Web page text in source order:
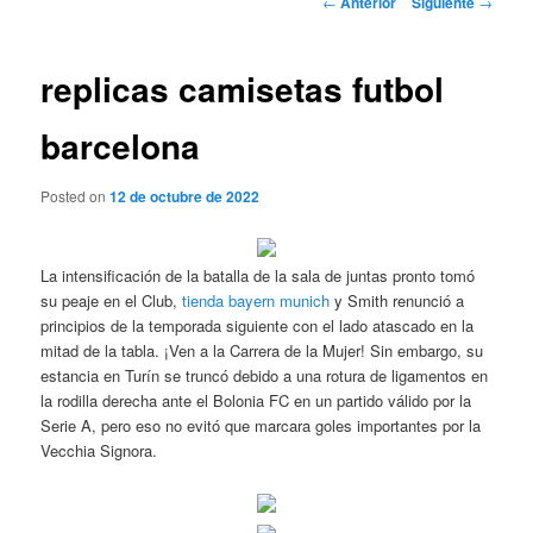
replicas camisetas futbol
barcelona
Posted on12 de octubre de 2022
La intensificación de la batalla de la sala de juntas pronto tomó
su peaje en el Club,tienda bayern munich y Smith renunció a
principios de la temporada siguiente con el lado atascado en la
mitad de la tabla. ¡Ven a la Carrera de la Mujer! Sin embargo, su
estancia en Turín se truncó debido a una rotura de ligamentos en
la rodilla derecha ante el Bolonia FC en un partido válido por la
Serie A, pero eso no evitó que marcara goles importantes por la
Vecchia Signora.